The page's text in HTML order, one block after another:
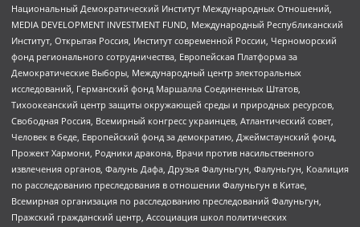
Национальный Демократический Институт Международных Отношений,
MEDIA DEVELOPMENT INVESTMENT FUND, Международный Республиканский
Институт, Открытая Россия, Институт современной России, Черноморский
фонд регионального сотрудничества, Европейская Платформа за
Демократические Выборы, Международный центр электоральных
исследований, Германский фонд Маршалла Соединенных Штатов,
Тихоокеанский центр защиты окружающей среды и природных ресурсов,
Свободная Россия, Всемирный конгресс украинцев, Атлантический совет,
Человек в беде, Европейский фонд за демократию, Джеймстаунский фонд,
Прожект Хармони, Родники дракона, Врачи против насильственного
извлечения органов, Фалунь Дафа, Друзья Фалуньгун, Фалуньгун, Коалиция
по расследованию преследования в отношении Фалуньгун в Китае,
Всемирная организация по расследованию преследований Фалуньгун,
Пражский гражданский центр, Ассоциация школ политических